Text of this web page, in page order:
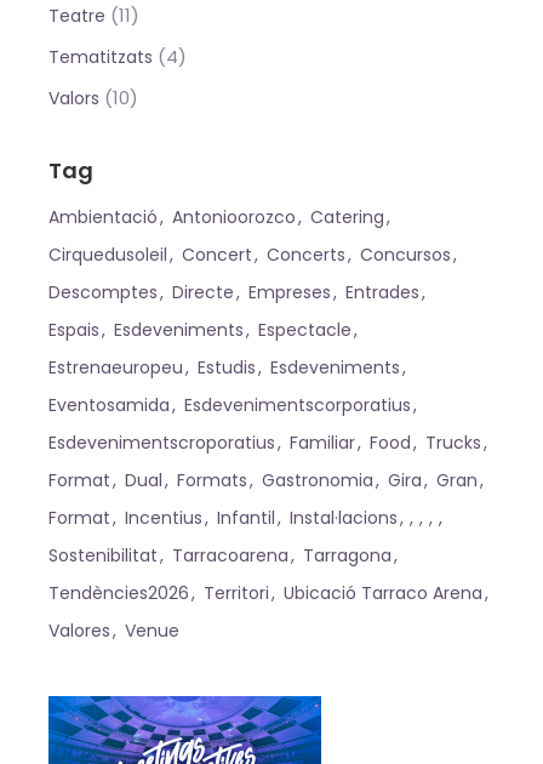
Teatre (11)
Tematitzats (4)
Valors (10)
Tag
Ambientació Antonioorozco
Catering
Cirquedusoleil
Concert Concerts
Concursos
Descomptes
Directe Empreses
Entrades
Espais
Esdeveniments
Espectacle
Estrenaeuropeu
Estudis
Esdeveniments
Eventosamida
Esdevenimentscorporatius
Esdevenimentscroporatius
Familiar Food
Trucks
Format
Dual Formats Gastronomia Gira
Gran
Format
Incentius Infantil
Instal·lacions
Sostenibilitat
Tarracoarena
Tarragona
Tendències2026
Territori
Ubicació Tarraco Arena
Valores
Venue